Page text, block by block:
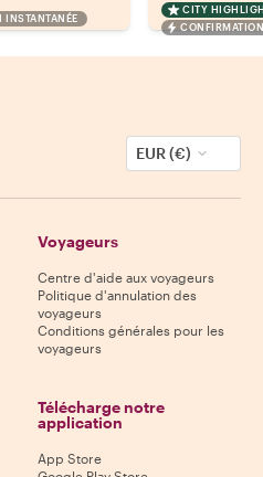
INSTANTANÉE
CITY
EUR (€)
Voyageurs
Centre d'aide aux voyageurs
Politique d'annulation des
voyageurs
Conditions générales pour les
voyageurs
Télécharge notre
application
App Store